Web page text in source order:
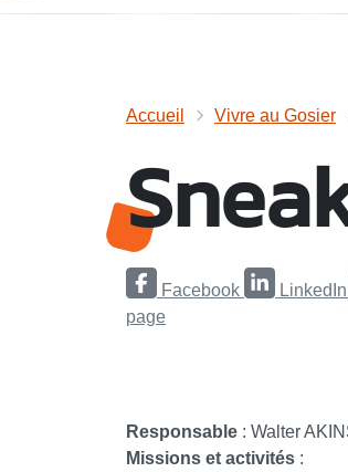
Accueil Vivre au Gosier
Facebook LinkedIn
page
Responsable : Walter
Missions et activités :